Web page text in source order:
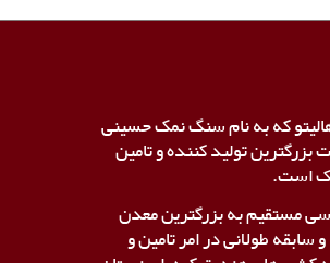
که به نام سنگ نمک حسینی
تولید کننده و تامین
است.
مستقیم به بزرگترین معدن
طولانی در امر تامین و